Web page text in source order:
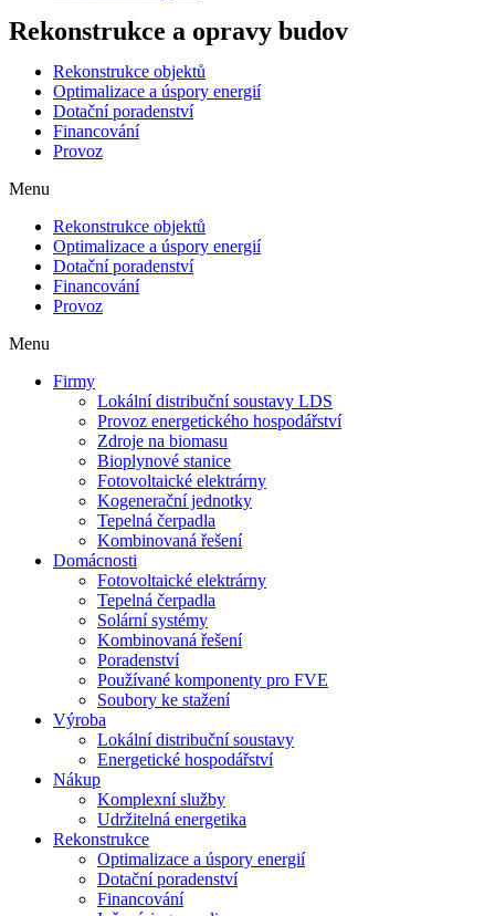
Rekonstrukce a opravy budov
Rekonstrukce objektů
Optimalizace a úspory energií
Dotační poradenství
Financování
Provoz
Menu
Rekonstrukce objektů
Optimalizace a úspory energií
Dotační poradenství
Financování
Provoz
Menu
Firmy
Lokální distribuční soustavy LDS
Provoz energetického hospodářství
Zdroje na biomasu
Bioplynové stanice
Fotovoltaické elektrárny
Kogenerační jednotky
Tepelná čerpadla
Kombinovaná řešení
Domácnosti
Fotovoltaické elektrárny
Tepelná čerpadla
Solární systémy
Kombinovaná řešení
Poradenství
Používané komponenty pro FVE
Soubory ke stažení
Výroba
Lokální distribuční soustavy
Energetické hospodářství
Nákup
Komplexní služby
Udržitelná energetika
Rekonstrukce
Optimalizace a úspory energií
Dotační poradenství
Financování